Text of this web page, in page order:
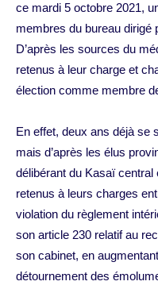
ce mardi 5 octobre 2021,
membres du bureau dirigé
D’après les sources du
retenus à leur charge et
élection comme membre
En effet, deux ans déjà se
mais d’après les élus
délibérant du Kasaï
retenus à leurs charges
violation du règlement
son article 230 relatif au
son cabinet, en
détournement des